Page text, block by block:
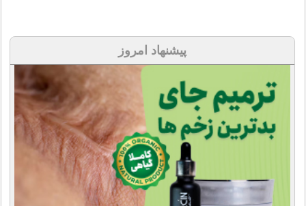
پیشنهاد امروز